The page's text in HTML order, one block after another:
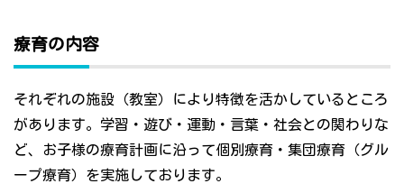
療育の内容
それぞれの施設（教室）により特徴を活かしているところ
があります。学習・遊び・運動・言葉・社会との関わりな
ど、お子様の療育計画に沿って個別療育・集団療育（グル
ープ療育）を実施しております。